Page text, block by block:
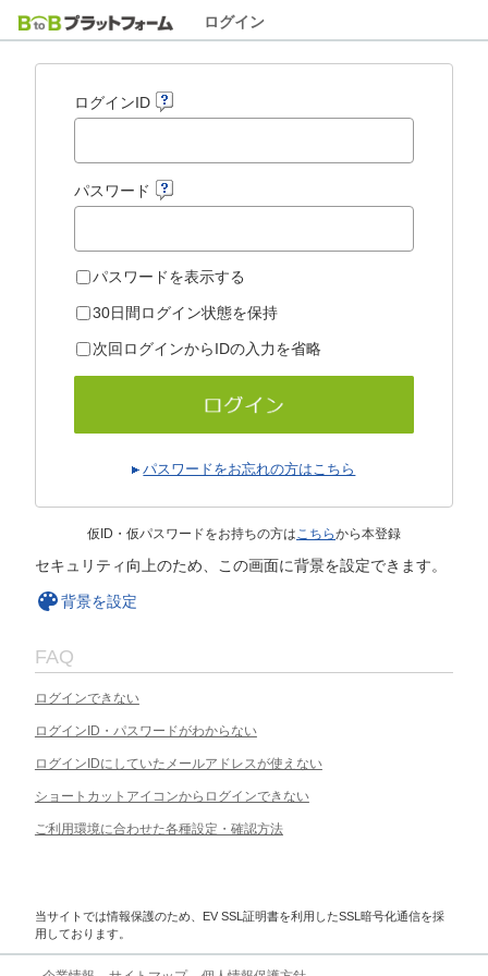
ログイン
ログインID
パスワード
パスワードを表示する
30日間ログイン状態を保持
次回ログインからIDの入力を省略
パスワードをお忘れの方はこちら
仮ID・仮パスワードをお持ちの方はこちらから本登録
セキュリティ向上のため、この画面に背景を設定できます。
背景を設定
FAQ
ログインできない
ログインID・パスワードがわからない
ログインIDにしていたメールアドレスが使えない
ショートカットアイコンからログインできない
ご利用環境に合わせた各種設定・確認方法
当サイトでは情報保護のため、EV SSL証明書を利用したSSL暗号化通信を採
用しております。